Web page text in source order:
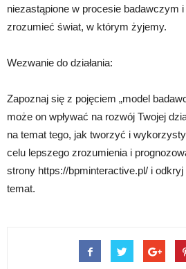
niezastąpione w procesie badawczym
zrozumieć świat, w którym żyjemy.
Wezwanie do działania:
Zapoznaj się z pojęciem „model
może on wpływać na rozwój Twojej
na temat tego, jak tworzyć i
celu lepszego zrozumienia i
strony https://bpminteractive.pl/ i
temat.